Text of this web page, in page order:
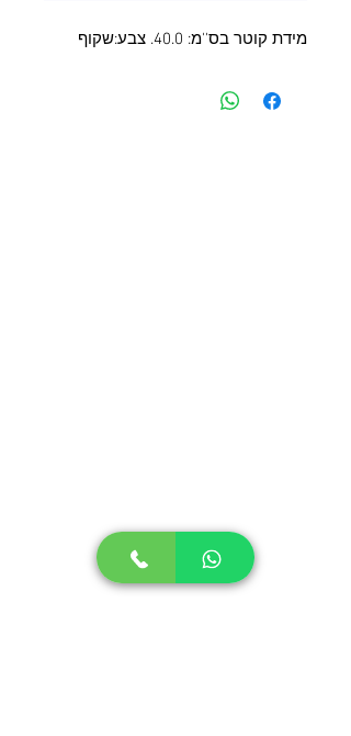
מידת קוטר בס''מ: 40.0. צבע:שקוף